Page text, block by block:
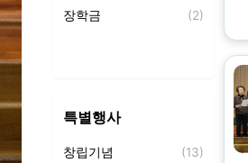
장학금 (2)
특별행사
창립기념 (13)